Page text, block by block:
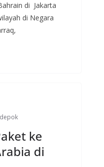
di Jakarta
di Negara
ke
di